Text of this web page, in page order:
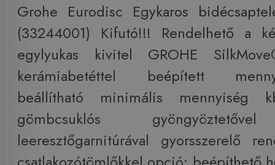
Grohe Eurodisc Egykaros
(33244001) Kifutó!!! Rendelhető a
egylyukas kivitel GROHE
kerámiabetéttel beépített
beállítható minimális
gömbcsuklós
leeresztőgarnitúrával gyorsszerelő